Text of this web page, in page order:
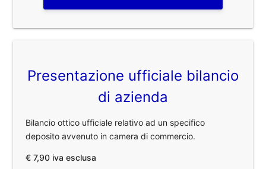
Presentazione ufficiale bilancio
di azienda
Bilancio ottico ufficiale relativo ad un specifico
deposito avvenuto in camera di commercio.
€ 7,90 iva esclusa